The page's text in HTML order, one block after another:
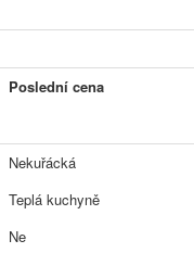
Poslední cena
Nekuřácká
Teplá kuchyně
Ne